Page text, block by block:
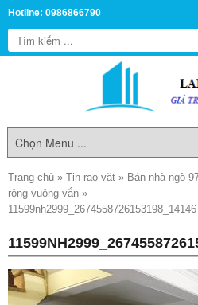
Hotline: 0986866790
Trang chủ » Tin rao vặt » Bán nhà ngõ
rộng vuông vắn »